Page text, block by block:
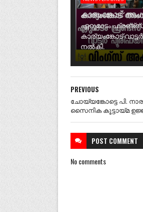
കാര്യംങ്കോട്
ഏറുമാടം
കാര്യംങ്കോട്
നൽകി.
PREVIOUS
ചോയ്യങ്കോട്ടെ പി.
സൈനിക കൂട്ടായ്മ
POST COMMENT
No comments